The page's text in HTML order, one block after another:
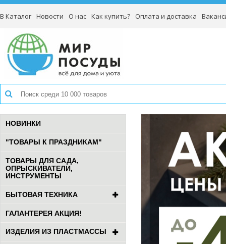
В Каталог Новости О нас Как купить? Оплата и доставка
НОВИНКИ
"ТОВАРЫ К ПРАЗДНИКАМ"
ТОВАРЫ ДЛЯ САДА,
ОПРЫСКИВАТЕЛИ,
ИНСТРУМЕНТЫ
БЫТОВАЯ ТЕХНИКА
ГАЛАНТЕРЕЯ АКЦИЯ!
ИЗДЕЛИЯ ИЗ ПЛАСТМАССЫ